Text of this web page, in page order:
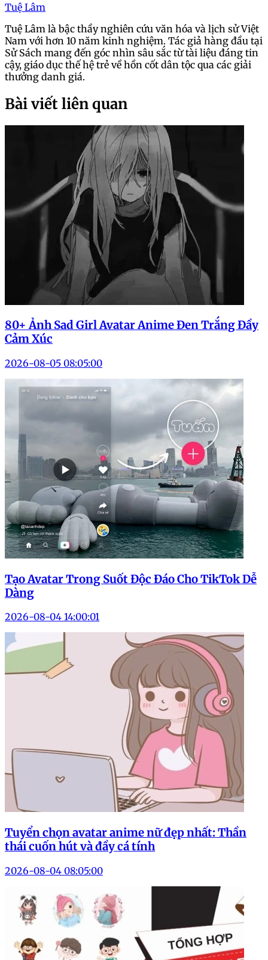
Tuệ Lâm
Tuệ Lâm là bậc thầy nghiên cứu văn hóa và lịch sử Việt
Nam với hơn 10 năm kinh nghiệm. Tác giả hàng đầu tại
Sử Sách mang đến góc nhìn sâu sắc từ tài liệu đáng tin
cậy, giáo dục thế hệ trẻ về hồn cốt dân tộc qua các giải
thưởng danh giá.
Bài viết liên quan
80+ Ảnh Sad Girl Avatar Anime Đen Trắng Đầy
Cảm Xúc
2026-08-05 08:05:00
Tạo Avatar Trong Suốt Độc Đáo Cho TikTok Dễ
Dàng
2026-08-04 14:00:01
Tuyển chọn avatar anime nữ đẹp nhất: Thần
thái cuốn hút và đầy cá tính
2026-08-04 08:05:00